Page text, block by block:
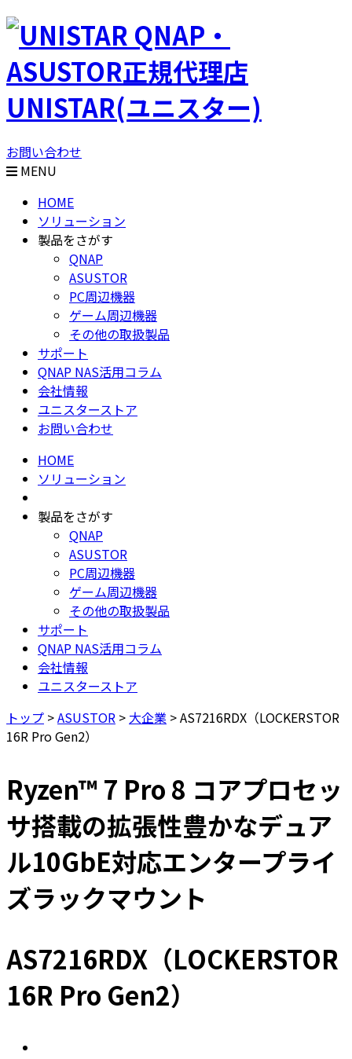
QNAP・
ASUSTOR正規代理店
UNISTAR(ユニスター)
お問い合わせ
MENU
HOME
ソリューション
製品をさがす
QNAP
ASUSTOR
PC周辺機器
ゲーム周辺機器
その他の取扱製品
サポート
QNAP NAS活用コラム
会社情報
ユニスターストア
お問い合わせ
HOME
ソリューション
製品をさがす
QNAP
ASUSTOR
PC周辺機器
ゲーム周辺機器
その他の取扱製品
サポート
QNAP NAS活用コラム
会社情報
ユニスターストア
トップ >ASUSTOR > 大企業 >AS7216RDX（LOCKERSTOR
16R Pro Gen2）
Ryzen™ 7 Pro 8 コアプロセッ
サ搭載の拡張性豊かなデュア
ル10GbE対応エンタープライ
ズラックマウント
AS7216RDX（LOCKERSTOR
16R Pro Gen2）